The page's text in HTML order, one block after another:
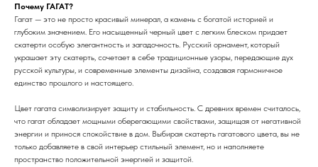
Почему ГАГАТ?
Гагат — это не просто красивый минерал, а камень с богатой историей и
глубоким значением. Его насыщенный черный цвет с легким блеском придает
скатерти особую элегантность и загадочность. Русский орнамент, который
украшает эту скатерть, сочетает в себе традиционные узоры, передающие дух
русской культуры, и современные элементы дизайна, создавая гармоничное
единство прошлого и настоящего.
Цвет гагата символизирует защиту и стабильность. С древних времен считалось,
что гагат обладает мощными оберегающими свойствами, защищая от негативной
энергии и принося спокойствие в дом. Выбирая скатерть гагатового цвета, вы не
только добавляете в свой интерьер стильный элемент, но и наполняете
пространство положительной энергией и защитой.